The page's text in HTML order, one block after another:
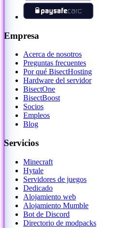
Empresa
Acerca de nosotros
Preguntas frecuentes
Por qué BisectHosting
Hardware del servidor
BisectOne
BisectBoost
Socios
Empleos
Blog
Servicios
Minecraft
Hytale
Servidores de juegos
Dedicado
Alojamiento web
Alojamiento Mumble
Bot de Discord
Directorio de modpacks